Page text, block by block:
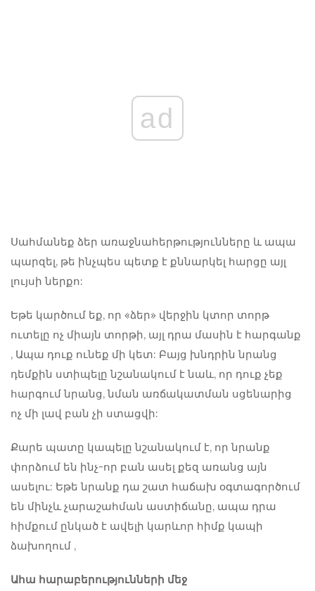
ad
Սահմանեք ձեր առաջնահերթությունները և ապա
պարզել, թե ինչպես պետք է քննարկել հարցը այլ
լույսի ներքո:
Եթե ​​կարծում եք, որ «ձեր» վերջին կտոր տորթ
ուտելը ոչ միայն տորթի, այլ դրա մասին է հարգանք
, Ապա դուք ունեք մի կետ: Բայց խնդրին նրանց
դեմքին ստիպելը նշանակում է նաև, որ դուք չեք
հարգում նրանց, նման առճակատման սցենարից
ոչ մի լավ բան չի ստացվի:
Քարե պատը կապելը նշանակում է, որ նրանք
փորձում են ինչ-որ բան ասել քեզ առանց այն
ասելու: Եթե ​​նրանք դա շատ հաճախ օգտագործում
են մինչև չարաշահման աստիճանը, ապա դրա
հիմքում ընկած է ավելի կարևոր հիմք կապի
ձախողում ,
Ահա հարաբերությունների մեջ